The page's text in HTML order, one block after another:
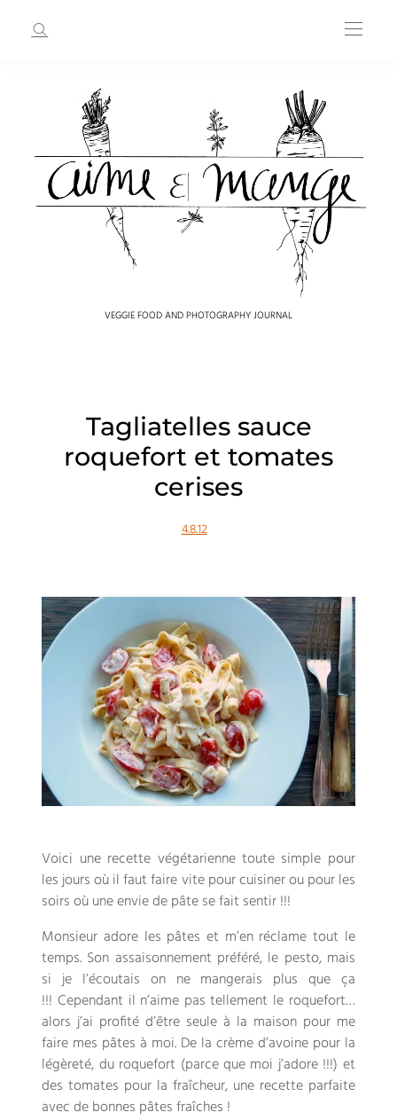
VEGGIE FOOD AND PHOTOGRAPHY JOURNAL
Tagliatelles sauce
roquefort et tomates
cerises
4.8.12
Voici une recette végétarienne toute simple pour
les jours où il faut faire vite pour cuisiner ou pour les
soirs où une envie de pâte se fait sentir !!!
Monsieur adore les pâtes et m’en réclame tout le
temps. Son assaisonnement préféré, le pesto, mais
si je l’écoutais on ne mangerais plus que ça
!!! Cependant il n’aime pas tellement le roquefort…
alors j’ai profité d’être seule à la maison pour me
faire mes pâtes à moi. De la crème d’avoine pour la
légèreté, du roquefort (parce que moi j’adore !!!) et
des tomates pour la fraîcheur, une recette parfaite
avec de bonnes pâtes fraîches !